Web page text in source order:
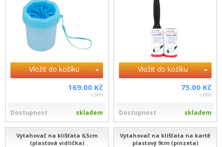
Vložit do košíku
169.00 Kč
s DPH
Dostupnost skladem
Vložit do košíku
75.00 Kč
s DPH
Dostupnost skladem
Vytahovač na klíšťata 6,5cm
(plastová vidlička)
Vytahovač na klíšťata na kartě
plastový 9cm (pinzeta)